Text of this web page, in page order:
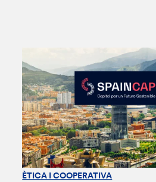
ÈTICA I COOPERATIVA